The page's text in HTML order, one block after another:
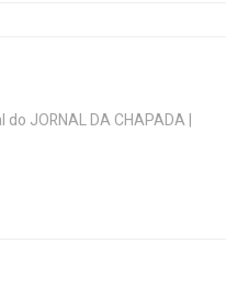
JORNAL DA CHAPADA |